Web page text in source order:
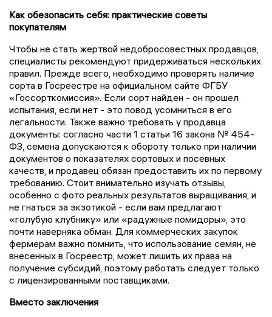
Как обезопасить себя: практические советы
покупателям
Чтобы не стать жертвой недобросовестных продавцов,
специалисты рекомендуют придерживаться нескольких
правил. Прежде всего, необходимо проверять наличие
сорта в Госреестре на официальном сайте ФГБУ
«Госсорткомиссия». Если сорт найден - он прошел
испытания, если нет - это повод усомниться в его
легальности. Также важно требовать у продавца
документы: согласно части 1 статьи 16 закона № 454-
ФЗ, семена допускаются к обороту только при наличии
документов о показателях сортовых и посевных
качеств, и продавец обязан предоставить их по первому
требованию. Стоит внимательно изучать отзывы,
особенно с фото реальных результатов выращивания, и
не гнаться за экзотикой - если вам предлагают
«голубую клубнику» или «радужные помидоры», это
почти наверняка обман. Для коммерческих закупок
фермерам важно помнить, что использование семян, не
внесенных в Госреестр, может лишить их права на
получение субсидий, поэтому работать следует только
с лицензированными поставщиками.
Вместо заключения